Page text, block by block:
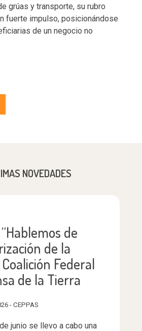
grúas y transporte, su rubro
fuerte impulso, posicionándose
de un negocio no
NOVEDADES
de
de la
Federal
de la Tierra
- CEPPAS
junio se llevo a cabo una